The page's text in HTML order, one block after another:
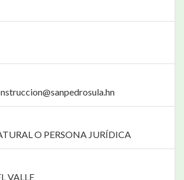
O PERSONA JURÍDICA
VALLE